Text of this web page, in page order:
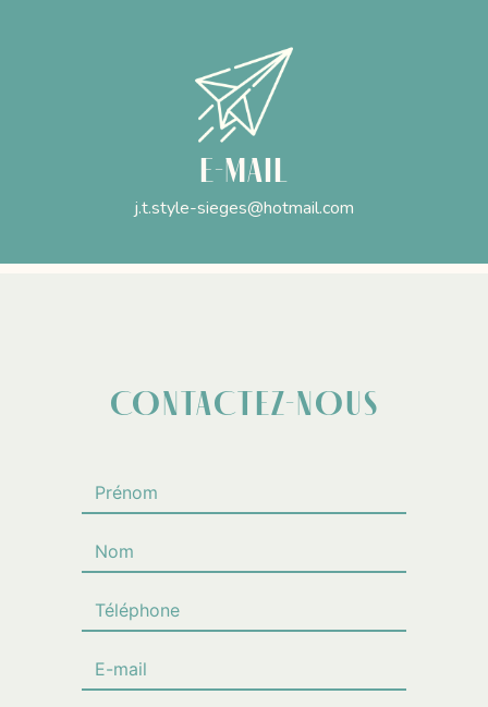
E-mail
j.t.style-sieges@hotmail.com
CONTACTEZ-NOUS